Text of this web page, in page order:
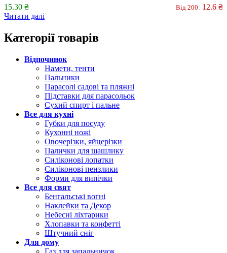
15.30 ₴ Від 200: 12.6 ₴
Читати далі
Категорії товарів
Відпочинок
Намети, тенти
Пальники
Парасолі садові та пляжні
Підставки для парасольок
Сухий спирт і пальне
Все для кухні
Губки для посуду
Кухонні ножі
Овочерізки, яйцерізки
Палички для шашлику
Силіконові лопатки
Силіконові пензлики
Форми для випічки
Все для свят
Бенгальські вогні
Наклейки та Декор
Небесні ліхтарики
Хлопавки та конфетті
Штучний сніг
Для дому
Газ для запальничок